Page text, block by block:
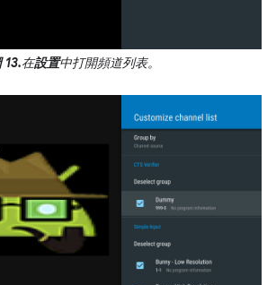
13.在設置中打開頻道列表。